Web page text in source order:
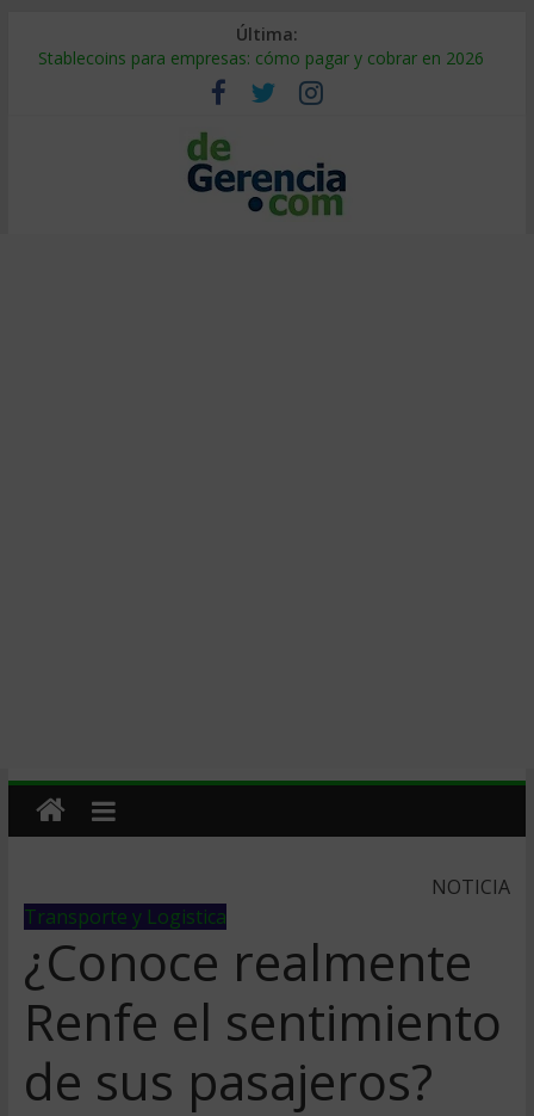
Última:
Stablecoins para empresas: cómo pagar y cobrar en 2026
Despido silencioso: qué es y por qué sale tan caro
IA en selección de personal: cómo auditarla a tiempo
Trabajo forzoso en la cadena de suministro: qué hacer
Mercado hispano de EE. UU.: cómo segmentarlo y venderle
NOTICIA
Transporte y Logistica
¿Conoce realmente
Renfe el sentimiento
de sus pasajeros?